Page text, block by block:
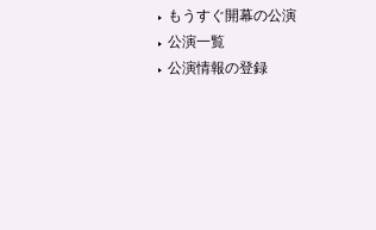
もうすぐ開幕の公演
公演一覧
公演情報の登録